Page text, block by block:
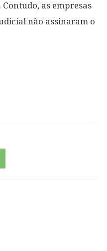
as empresas
não assinaram o